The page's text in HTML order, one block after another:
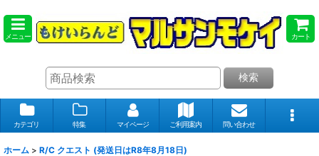
メニュー カート
検索
カテゴリ 特集 マイページ ご利用案内 問い合わせ
ホーム > R/C クエスト (発送日はR8年8月18日)